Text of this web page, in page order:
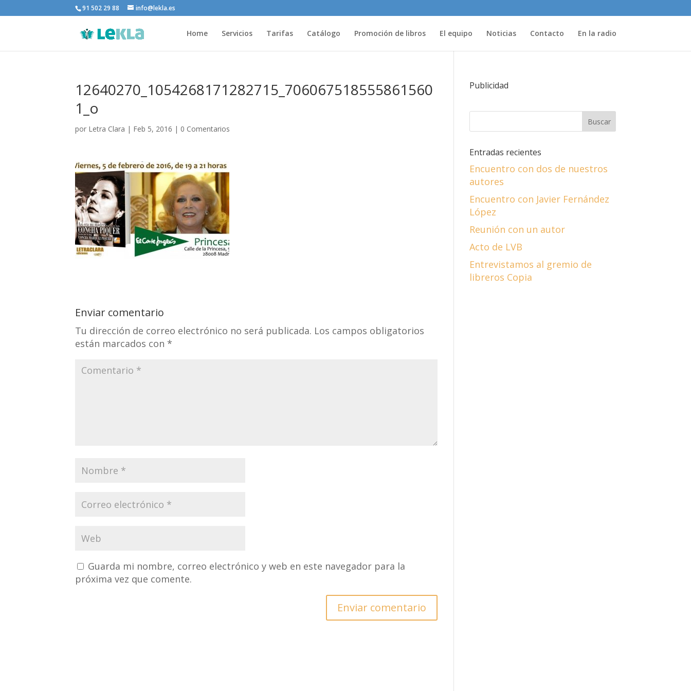
91 502 29 88 info@lekla.es
Home Servicios Tarifas Catálogo Promoción de libros El equipo Noticias Contacto En la radio
12640270_1054268171282715_706067518555861560
1_o
por Letra Clara | Feb 5, 2016 | 0 Comentarios
Enviar comentario
Tu dirección de correo electrónico no será publicada. Los campos obligatorios
están marcados con *
Guarda mi nombre, correo electrónico y web en este navegador para la
próxima vez que comente.
Publicidad
Entradas recientes
Encuentro con dos de nuestros
autores
Encuentro con Javier Fernández
López
Reunión con un autor
Acto de LVB
Entrevistamos al gremio de
libreros Copia